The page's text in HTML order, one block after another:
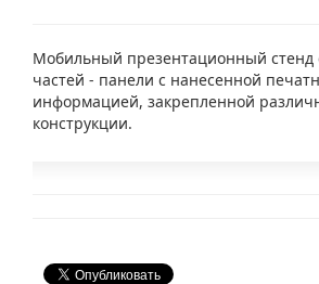
Мобильный презентационный стенд
частей - панели с нанесенной
информацией, закрепленной
конструкции.